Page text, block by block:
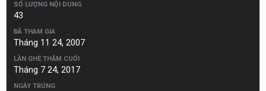
SỐ LƯỢNG NỘI DUNG
43
ĐÃ THAM GIA
Tháng 11 24, 2007
LẦN GHÉ THĂM CUỐI
Tháng 7 24, 2017
NGÀY TRÚNG